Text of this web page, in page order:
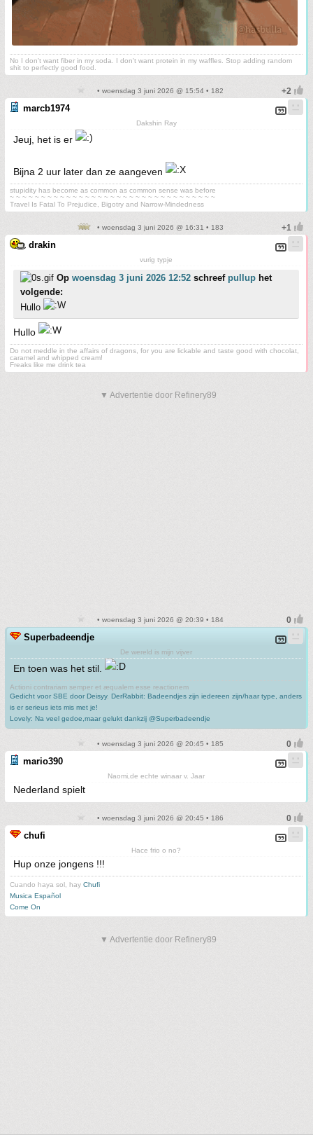
No I don't want fiber in my soda. I don't want protein in my waffles. Stop adding random
shit to perfectly good food.
• woensdag 3 juni 2026 @ 15:54 • 182
marcb1974
Dakshin Ray
Jeuj, het is er
Bijna 2 uur later dan ze aangeven
stupidity has become as common as common sense was before
~ ~ ~ ~ ~ ~ ~ ~ ~ ~ ~ ~ ~ ~ ~ ~ ~ ~ ~ ~ ~ ~ ~ ~ ~ ~ ~ ~ ~ ~ ~ ~ ~
Travel Is Fatal To Prejudice, Bigotry and Narrow-Mindedness
• woensdag 3 juni 2026 @ 16:31 • 183
drakin
vurig typje
Op woensdag 3 juni 2026 12:52 schreef pullup het
volgende:
Hullo
Hullo
Do not meddle in the affairs of dragons, for you are lickable and taste good with chocolat,
caramel and whipped cream!
Freaks like me drink tea
▼ Advertentie door Refinery89
• woensdag 3 juni 2026 @ 20:39 • 184
Superbadeendje
De wereld is mijn vijver
En toen was het stil.
Actioni contrariam semper et æqualem esse reactionem
Gedicht voor SBE door Deisyy, DerRabbit: Badeendjes zijn iedereen zijn/haar type, anders
is er serieus iets mis met je!
Lovely: Na veel gedoe,maar gelukt dankzij @Superbadeendje
• woensdag 3 juni 2026 @ 20:45 • 185
mario390
Naomi,de echte winaar v. Jaar
Nederland spielt
• woensdag 3 juni 2026 @ 20:45 • 186
chufi
Hace frio o no?
Hup onze jongens !!!
Cuando haya sol, hay Chufi
Musica Español
Come On
▼ Advertentie door Refinery89